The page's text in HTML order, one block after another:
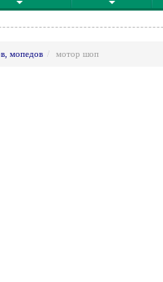
мопедов мотор шоп